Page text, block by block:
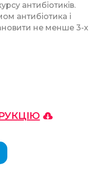
антибіотиків.
антибіотика і
не менше 3-х